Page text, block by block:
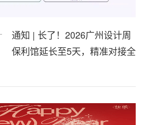
通知 | 长了！2026广州设计周
保利馆延长至5天，精准对接全